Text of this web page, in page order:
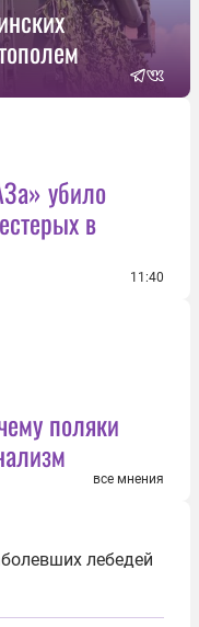
убило
в
11:40
поляки
все мнения
лебедей